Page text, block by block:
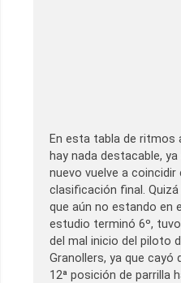
En esta tabla de ritmos
hay nada destacable, ya
nuevo vuelve a coincidir
clasificación final. Quizá
que aún no estando en
estudio terminó 6º,
del mal inicio del piloto
Granollers, ya que cayó
12ª posición de parrilla